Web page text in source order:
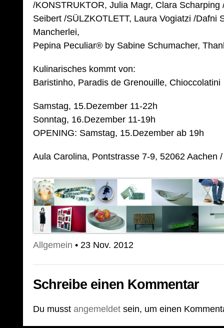
/KONSTRUKTOR, Julia Magr, Clara
Seibert /SÜLZKOTLETT, Laura Vogiatzi /Dafni
Mancherlei,
Pepina Peculiar® by Sabine Schumacher,
Kulinarisches kommt von:
Baristinho, Paradis de Grenouille, Chioccolatini
Samstag, 15.Dezember 11-22h
Sonntag, 16.Dezember 11-19h
OPENING: Samstag, 15.Dezember ab 19h
Aula Carolina, Pontstrasse 7-9, 52062 Aachen
Allgemein • 23 Nov. 2012
Schreibe einen Kommentar
Du musst angemeldet sein, um einen